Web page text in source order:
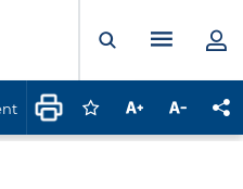
Ouvrir laMenu
Connectez-vous
Augmenter la